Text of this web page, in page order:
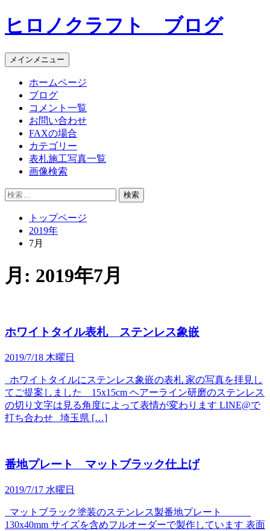
コ
ン
ン
ツ
ヒロノクラフト ブログ
メインメニュー
ホームページ
ブログ
コメント一覧
お問い合わせ
FAXの場合
カテゴリー
表札施工写真一覧
画像検索
検
トップページ
2019年
7月
月: 2019年7月
ホワイトタイル表札 ステンレス象嵌
2019/7/18 木曜日
ホワイトタイルにステンレス象嵌の表札 家の写真を拝見し
てご提案しました 15x15cm ヘアーライン研磨のステンレス
の切り文字は見る角度によって表情が変わります LINE@で
打ち合わせ 埼玉県 […]
番地プレート マットブラック仕上げ
2019/7/17 水曜日
マットブラック塗装のステンレス製番地プレート
130x40mm サイズを含めフルオーダーで製作しています 表面